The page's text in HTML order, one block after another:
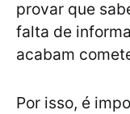
provar que
falta de
acabam
Por isso, é